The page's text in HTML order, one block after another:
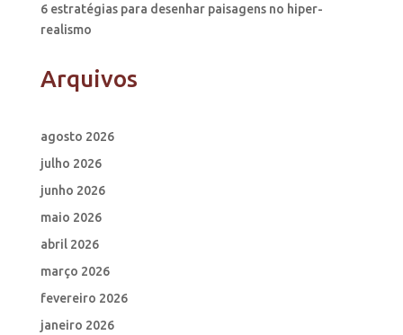
6 estratégias para desenhar paisagens no hiper-
realismo
Arquivos
agosto 2026
julho 2026
junho 2026
maio 2026
abril 2026
março 2026
fevereiro 2026
janeiro 2026